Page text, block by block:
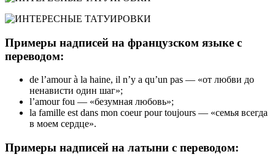
Примеры надписей на французском языке с
переводом:
de l’amour à la haine, il n’y a qu’un pas — «от любви до
ненависти один шаг»;
l’amour fou — «безумная любовь»;
la famille est dans mon coeur pour toujours — «семья всегда
в моем сердце».
Примеры надписей на латыни с переводом: